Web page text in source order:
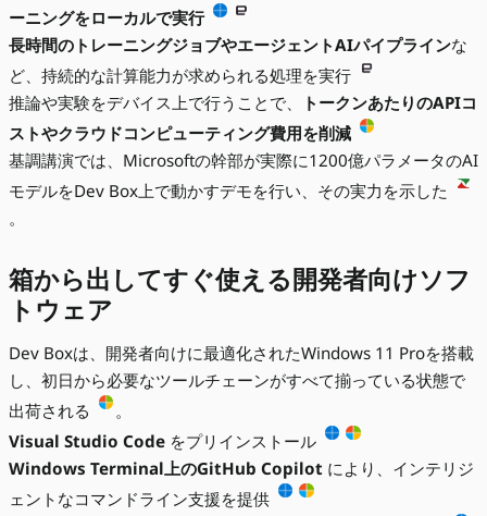
ーニングをローカルで実行
長時間のトレーニングジョブやエージェントAIパイプラインな
ど、持続的な計算能力が求められる処理を実行
推論や実験をデバイス上で行うことで、
トークンあたりのAPIコ
ストやクラウドコンピューティング費用を削減
基調講演では、Microsoftの幹部が実際に1200億パラメータのAI
モデルをDev Box上で動かすデモを行い、その実力を示した
。
箱から出してすぐ使える開発者向けソフ
トウェア
Dev Boxは、開発者向けに最適化されたWindows 11 Proを搭載
し、初日から必要なツールチェーンがすべて揃っている状態で
出荷される
。
Visual Studio Code をプリインストール
Windows Terminal上のGitHub Copilot により、インテリジ
ェントなコマンドライン支援を提供